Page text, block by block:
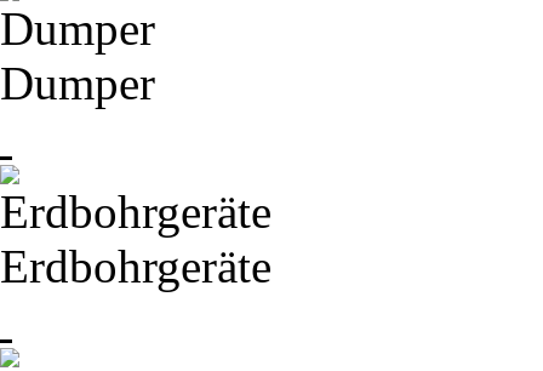
Dumper
Erdbohrgeräte